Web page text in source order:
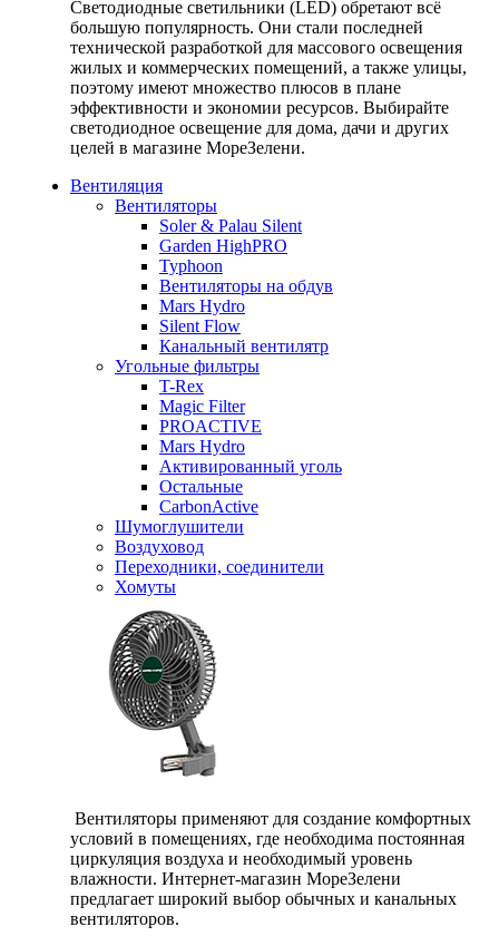
Светодиодные светильники (LED) обретают всё
большую популярность. Они стали последней
технической разработкой для массового освещения
жилых и коммерческих помещений, а также улицы,
поэтому имеют множество плюсов в плане
эффективности и экономии ресурсов. Выбирайте
светодиодное освещение для дома, дачи и других
целей в магазине МореЗелени.
Вентиляция
Вентиляторы
Soler & Palau Silent
Garden HighPRO
Typhoon
Вентиляторы на обдув
Mars Hydro
Silent Flow
Канальный вентилятр
Угольные фильтры
T-Rex
Magic Filter
PROACTIVE
Mars Hydro
Активированный уголь
Остальные
CarbonActive
Шумоглушители
Воздуховод
Переходники, соединители
Хомуты
Вентиляторы применяют для создание комфортных
условий в помещениях, где необходима постоянная
циркуляция воздуха и необходимый уровень
влажности. Интернет-магазин МореЗелени
предлагает широкий выбор обычных и канальных
вентиляторов.